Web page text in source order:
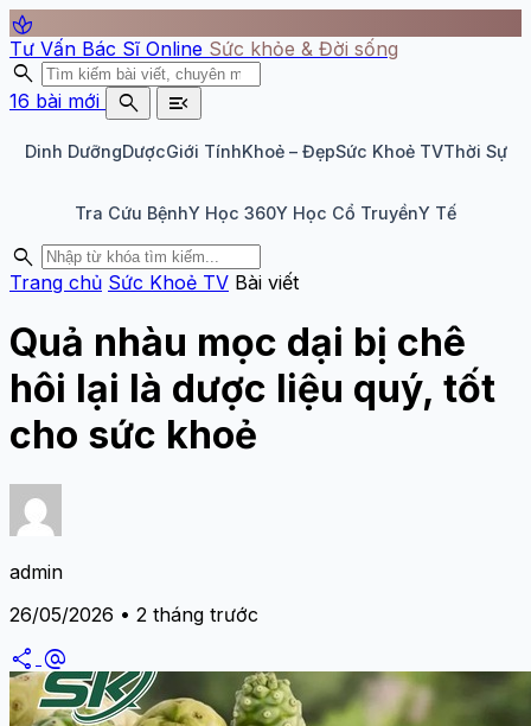
spa
Tư Vấn Bác Sĩ Online Sức khỏe & Đời sống
search
16 bài mới search menu_open
Dinh DưỡngDượcGiới TínhKhoẻ – ĐẹpSức Khoẻ TVThời Sự
Tra Cứu BệnhY Học 360Y Học Cổ TruyềnY Tế
search
Trang chủ Sức Khoẻ TV Bài viết
Quả nhàu mọc dại bị chê
hôi lại là dược liệu quý, tốt
cho sức khoẻ
admin
26/05/2026 • 2 tháng trước
share alternate_email